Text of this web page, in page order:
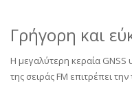
Γρήγορη και
Η μεγαλύτερη κεραία
της σειράς FM επιτρέπει